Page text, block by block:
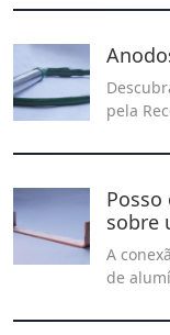
na
pela
sobre
A
de
causa